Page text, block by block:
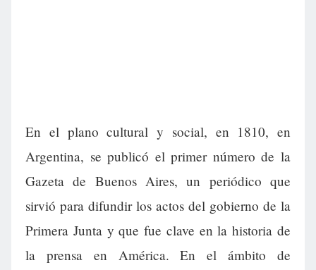
En el plano cultural y social, en 1810, en
Argentina, se publicó el primer número de la
Gazeta de Buenos Aires, un periódico que
sirvió para difundir los actos del gobierno de la
Primera Junta y que fue clave en la historia de
la prensa en América. En el ámbito de